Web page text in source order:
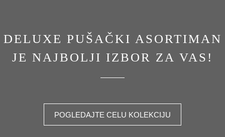
DELUXE PUŠAČKI ASORTIMAN
JE NAJBOLJI IZBOR ZA VAS!
POGLEDAJTE CELU KOLEKCIJU